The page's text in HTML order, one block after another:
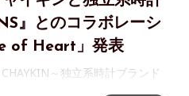
』とのコラボレーシ
of Heart」発表
～独立系時計ブランド